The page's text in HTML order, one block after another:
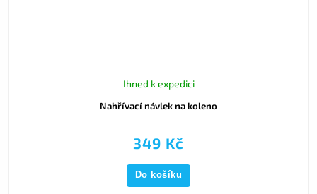
Nahřívací návlek na koleno
Ihned k expedici
349 Kč
Do košíku